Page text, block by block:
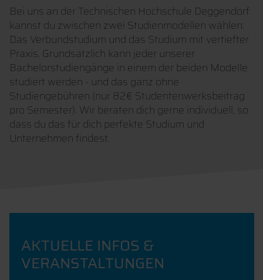
Bei uns an der Technischen Hochschule Deggendorf
kannst du zwischen zwei Studienmodellen wählen:
Das Verbundstudium und das Studium mit vertiefter
Praxis. Grundsätzlich kann jeder unserer
Bachelorstudiengänge in einem der beiden Modelle
studiert werden - und das ganz ohne
Studiengebühren (nur 82€ Studentenwerksbeitrag
pro Semester). Wir beraten dich gerne individuell, so
dass du das für dich perfekte Studium und
Unternehmen findest.
AKTUELLE INFOS &
VERANSTALTUNGEN